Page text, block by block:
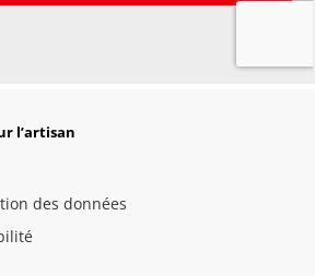
l’artisan
des données